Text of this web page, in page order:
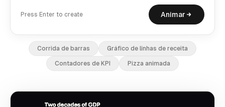
Press Enter to create Animar
Corrida de barras Gráfico de linhas de receita
Contadores de KPI Pizza animada